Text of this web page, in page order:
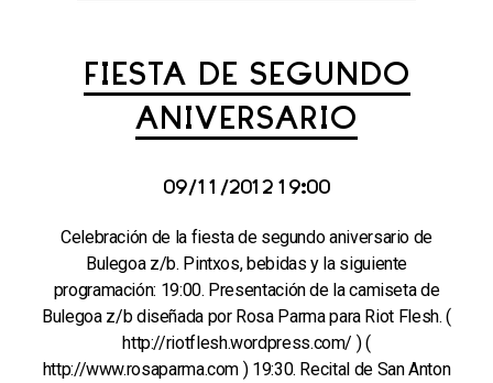
FIESTA DE SEGUNDO
ANIVERSARIO
09/11/2012 19:00
Celebración de la fiesta de segundo aniversario de
Bulegoa z/b. Pintxos, bebidas y la siguiente
programación: 19:00. Presentación de la camiseta de
Bulegoa z/b diseñada por Rosa Parma para Riot Flesh. (
http://riotflesh.wordpress.com/ ) (
http://www.rosaparma.com ) 19:30. Recital de San Anton